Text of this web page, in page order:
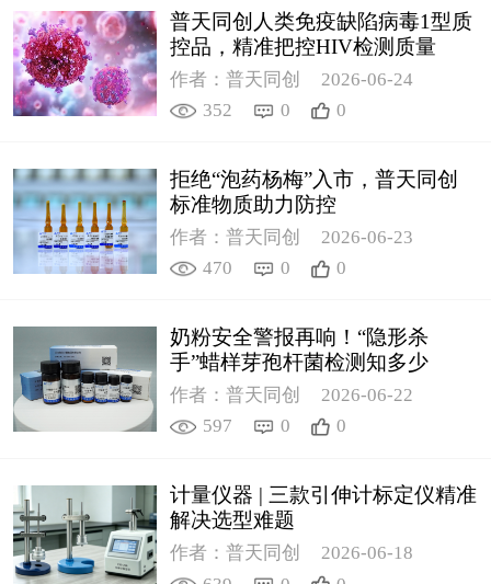
普天同创人类免疫缺陷病毒1型质
控品，精准把控HIV检测质量
作者：普天同创
2026-06-24
352
0 0
拒绝“泡药杨梅”入市，普天同创
标准物质助力防控
作者：普天同创
2026-06-23
470
0 0
奶粉安全警报再响！“隐形杀
手”蜡样芽孢杆菌检测知多少
作者：普天同创
2026-06-22
597
0 0
计量仪器 | 三款引伸计标定仪精准
解决选型难题
作者：普天同创
2026-06-18